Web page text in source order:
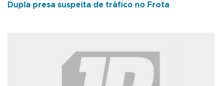
Dupla presa suspeita de tráfico no Frota